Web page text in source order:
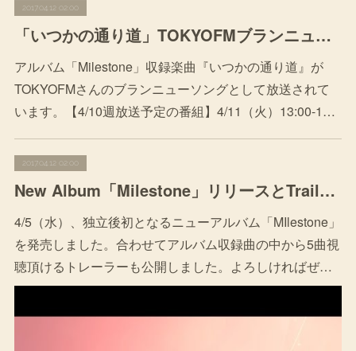
2017.04.12 02:00
「いつかの通り道」TOKYOFMブランニューソングとしてOA
アルバム「Milestone」収録楽曲『いつかの通り道』が
TOKYOFMさんのブランニューソングとして放送されて
います。【4/10週放送予定の番組】4/11（火）13:00-1…
2017.04.12 02:00
New Album「Milestone」リリースとTrailer公開のお知らせ
4/5（水）、独立後初となるニューアルバム「MIlestone」
を発売しました。合わせてアルバム収録曲の中から5曲視
聴頂けるトレーラーも公開しました。よろしければぜ…